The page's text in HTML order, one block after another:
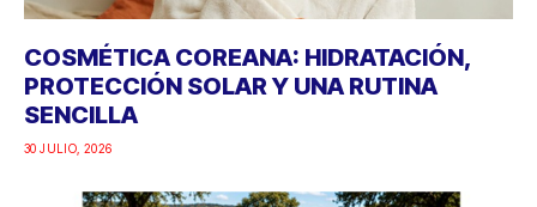
COSMÉTICA COREANA: HIDRATACIÓN,
PROTECCIÓN SOLAR Y UNA RUTINA
SENCILLA
30 JULIO, 2026